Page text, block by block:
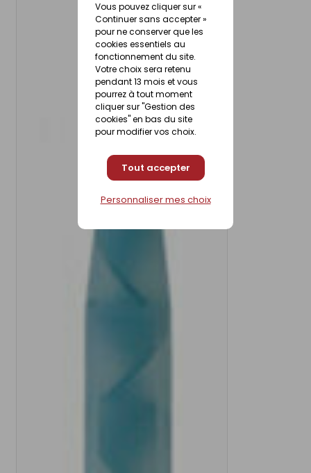
Vous pouvez cliquer sur «
Continuer sans accepter »
pour ne conserver que les
cookies essentiels au
fonctionnement du site.
Votre choix sera retenu
pendant 13 mois et vous
pourrez à tout moment
cliquer sur "Gestion des
cookies" en bas du site
pour modifier vos choix.
Tout accepter
Personnaliser mes choix